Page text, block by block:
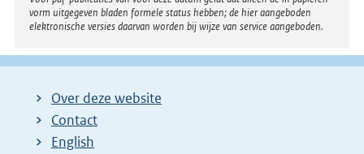
vorm uitgegeven bladen formele status hebben; de hier aangeboden
elektronische versies daarvan worden bij wijze van service aangeboden.
Over deze website
Contact
English